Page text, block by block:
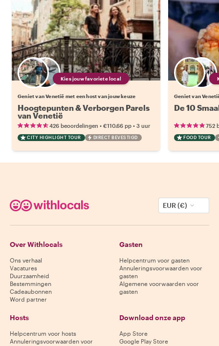
Kies jouw favoriete local
Geniet van Venetië met een host van jouw keuze
Hoogtepunten & Verborgen Parels
van Venetië
426 beoordelingen • €110.66 pp • 3 uur
CITY HIGHLIGHT TOUR DIRECT BEVESTIGD
Geniet van
De 10
752
FOOD TOUR
EUR (€)
Over Withlocals
Ons verhaal
Vacatures
Duurzaamheid
Bestemmingen
Cadeaubonnen
Word partner
Gasten
Helpcentrum voor gasten
Annuleringsvoorwaarden voor
gasten
Algemene voorwaarden voor
gasten
Hosts
Helpcentrum voor hosts
Annuleringsvoorwaarden voor
Download onze app
App Store
Google Play Store